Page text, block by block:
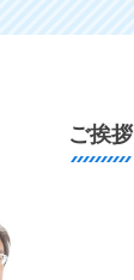
ご挨拶